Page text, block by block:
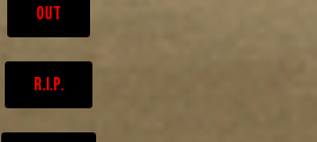
OUT
R.I.P.